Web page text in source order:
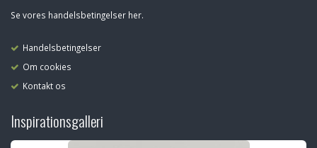
Se vores handelsbetingelser her.
Handelsbetingelser
Om cookies
Kontakt os
Inspirationsgalleri